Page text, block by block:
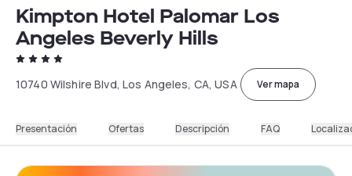
Kimpton Hotel Palomar Los
Angeles Beverly Hills
10740 Wilshire Blvd, Los Angeles, CA, USA Ver mapa
Presentación Ofertas Descripción FAQ